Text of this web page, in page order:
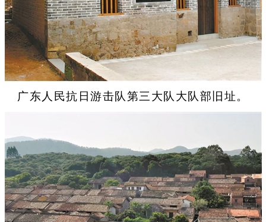
广东人民抗日游击队第三大队大队部旧址。